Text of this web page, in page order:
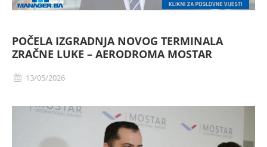
POČELA IZGRADNJA NOVOG TERMINALA
ZRAČNE LUKE – AERODROMA MOSTAR
13/05/2026